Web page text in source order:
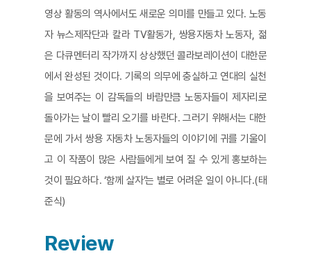
영상 활동의 역사에서도 새로운 의미를 만들고 있다. 노동
자 뉴스제작단과 칼라 TV활동가, 쌍용자동차 노동자, 젊
은 다큐멘터리 작가까지 상상했던 콜라보레이션이 대한문
에서 완성된 것이다. 기록의 의무에 충실하고 연대의 실천
을 보여주는 이 감독들의 바람만큼 노동자들이 제자리로
돌아가는 날이 빨리 오기를 바란다. 그러기 위해서는 대한
문에 가서 쌍용 자동차 노동자들의 이야기에 귀를 기울이
고 이 작품이 많은 사람들에게 보여 질 수 있게 홍보하는
것이 필요하다. ‘함께 살자’는 별로 어려운 일이 아니다.(태
준식)
Review